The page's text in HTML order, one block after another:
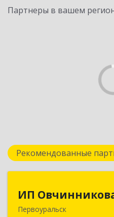
Партнеры в вашем
Рекомендованные
ИП
Первоуральск
623119,